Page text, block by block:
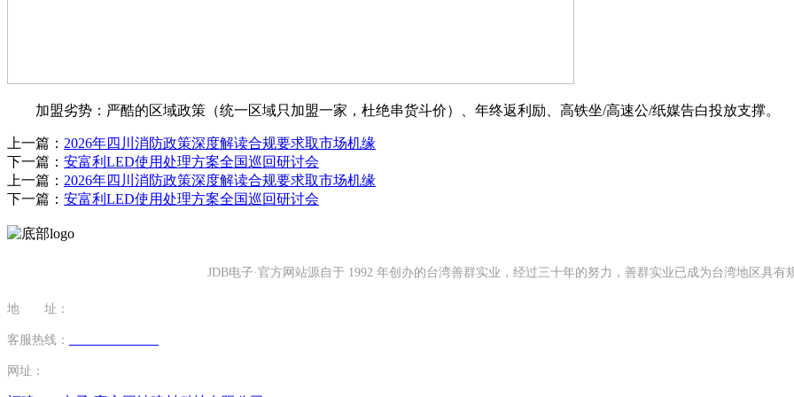
加盟劣势：严酷的区域政策（统一区域只加盟一家，杜绝串货斗价）、年终返利励、高铁坐/高速公/纸媒告白投放支撑。
上一篇： 2026年四川消防政策深度解读合规要求取市场机缘
下一篇： 安富利LED使用处理方案全国巡回研讨会
上一篇： 2026年四川消防政策深度解读合规要求取市场机缘
下一篇： 安富利LED使用处理方案全国巡回研讨会
JDB电子·官方网站源自于 1992 年创办的台湾善群实业，经过三十年的努力，善群实业已成为台湾地区具有
地 址：
客服热线：
网址：